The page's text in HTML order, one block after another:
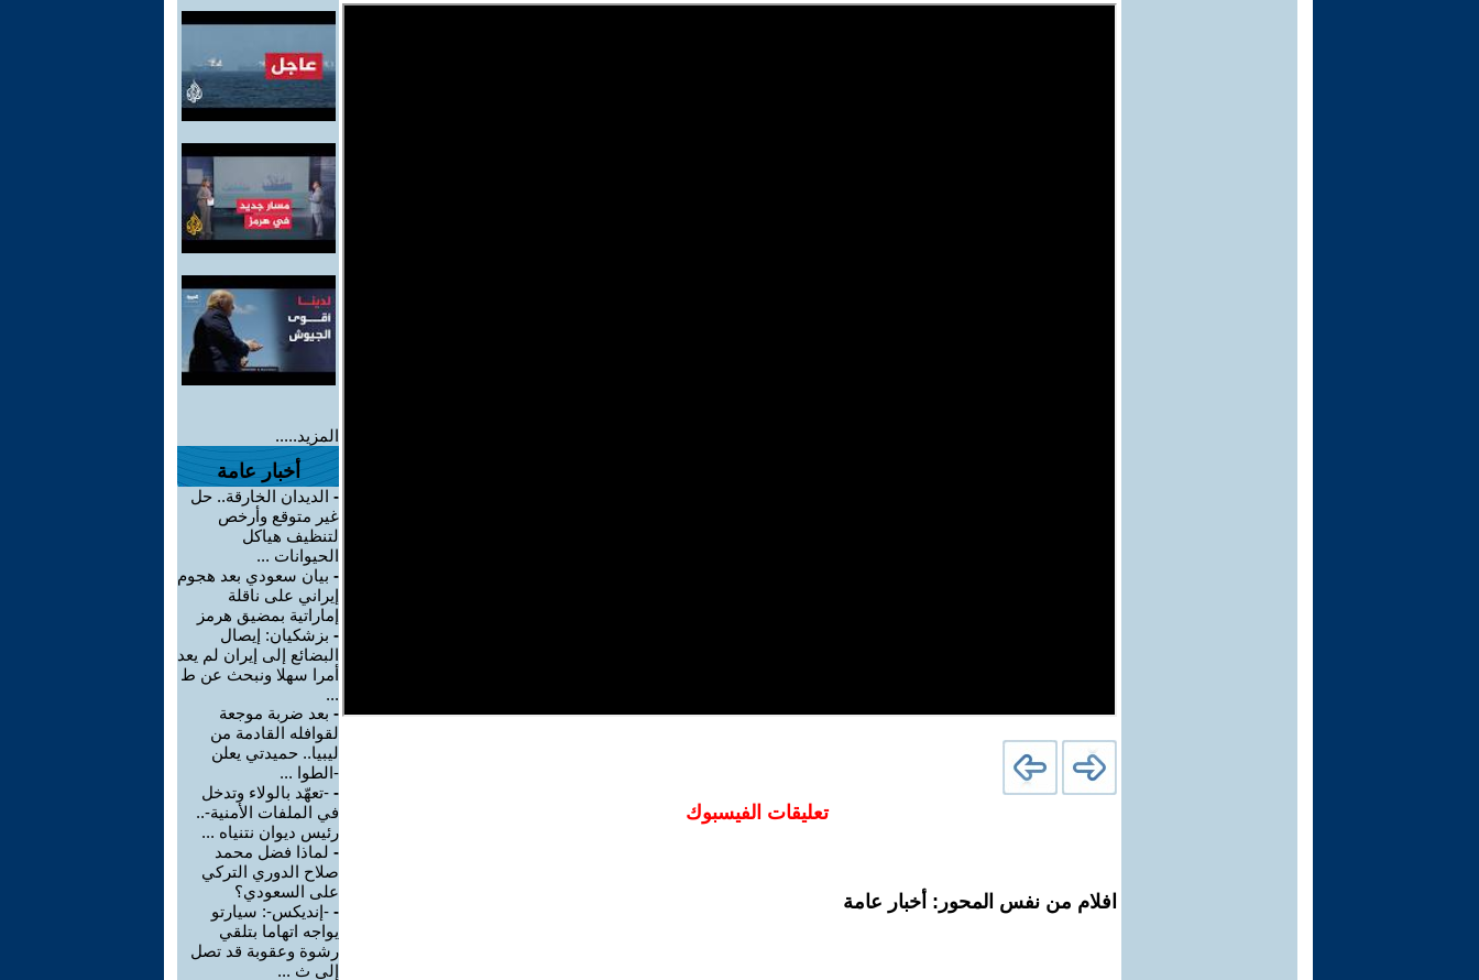
تعليقات الفيسبوك
افلام من نفس المحور: أخبار عامة
المزيد.....
أخبار عامة
- الديدان الخارقة.. حل
غير متوقع وأرخص
لتنظيف هياكل
الحيوانات ...
- بيان سعودي بعد هجوم
إيراني على ناقلة
إماراتية بمضيق هرمز
- بزشكيان: إيصال
البضائع إلى إيران لم يعد
أمرا سهلا ونبحث عن ط
...
- بعد ضربة موجعة
لقوافله القادمة من
ليبيا.. حميدتي يعلن
-الطوا ...
- -تعهّد بالولاء وتدخل
في الملفات الأمنية-..
رئيس ديوان نتنياه ...
- لماذا فضل محمد
صلاح الدوري التركي
على السعودي؟
- -إنديكس-: سيارتو
يواجه اتهاما بتلقي
رشوة وعقوبة قد تصل
إلى ث ...